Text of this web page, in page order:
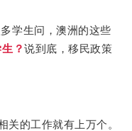
学生问，澳洲的这些
？说到底，移民政策
的工作就有上万个。